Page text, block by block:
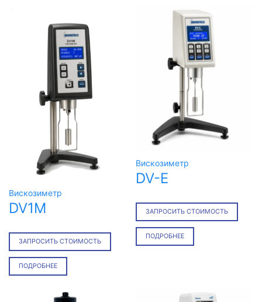
Вискозиметр
DV1M
ЗАПРОСИТЬ СТОИМОСТЬ
ПОДРОБНЕЕ
Вискозиметр
DV-E
ЗАПРОСИТЬ СТОИМОСТЬ
ПОДРОБНЕЕ